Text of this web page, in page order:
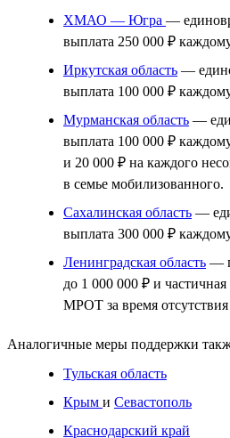
ХМАО — Югра —
выплата 250 000 ₽
Иркутская область —
выплата 100 000 ₽
Мурманская область —
выплата 100 000 ₽
и 20 000 ₽ на каждого
в семье мобилизованного.
Сахалинская область —
выплата 300 000 ₽
Ленинградская область —
до 1 000 000 ₽ и
МРОТ за время отсутствия
Аналогичные меры поддержки
Тульская область
Крым и Севастополь
Краснодарский край